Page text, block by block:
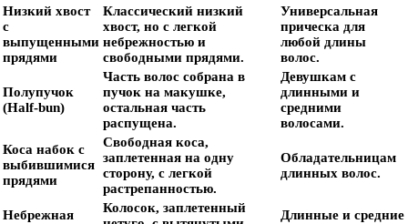
Низкий хвост
с
выпущенными
прядями
Классический низкий
хвост, но с легкой
небрежностью и
свободными прядями.
Универсальная
прическа для
любой длины
волос.
Полупучок
(Half-bun)
Часть волос собрана в
пучок на макушке,
остальная часть
распущена.
Девушкам с
длинными и
средними
волосами.
Коса набок с
выбившимися
прядями
Свободная коса,
заплетенная на одну
сторону, с легкой
растрепанностью.
Обладательницам
длинных волос.
Небрежная
Колосок, заплетенный
Длинные и средние